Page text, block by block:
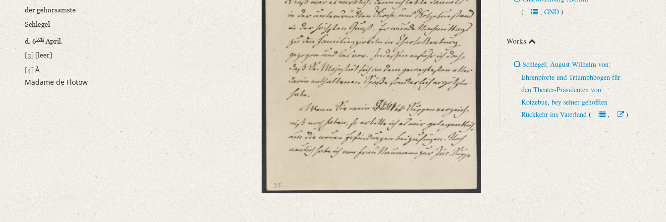
Varwig, Olivia
der gehorsamste
Schlegel
d. 6ten April.
[3] [leer]
[4]À
Madame de Flotow
(, GND)
Works
Schlegel, August Wilhelm von:
Ehrenpforte und Triumphbogen für
den Theater-Präsidenten von
Kotzebue, bey seiner gehofften
Rückkehr ins Vaterland (,)